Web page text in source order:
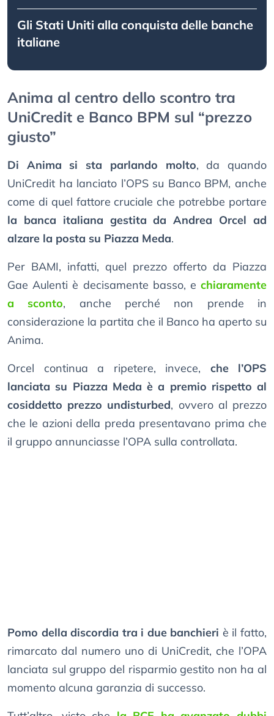
Gli Stati Uniti alla conquista delle banche
italiane
Anima al centro dello scontro tra
UniCredit e Banco BPM sul “prezzo
giusto”
Di Anima si sta parlando molto, da quando
UniCredit ha lanciato l’OPS su Banco BPM, anche
come di quel fattore cruciale che potrebbe portare
la banca italiana gestita da Andrea Orcel ad
alzare la posta su Piazza Meda.
Per BAMI, infatti, quel prezzo offerto da Piazza
Gae Aulenti è decisamente basso, e chiaramente
a sconto, anche perché non prende in
considerazione la partita che il Banco ha aperto su
Anima.
Orcel continua a ripetere, invece, che l’OPS
lanciata su Piazza Meda è a premio rispetto al
cosiddetto prezzo undisturbed, ovvero al prezzo
che le azioni della preda presentavano prima che
il gruppo annunciasse l’OPA sulla controllata.
Pomo della discordia tra i due banchieri è il fatto,
rimarcato dal numero uno di UniCredit, che l’OPA
lanciata sul gruppo del risparmio gestito non ha al
momento alcuna garanzia di successo.